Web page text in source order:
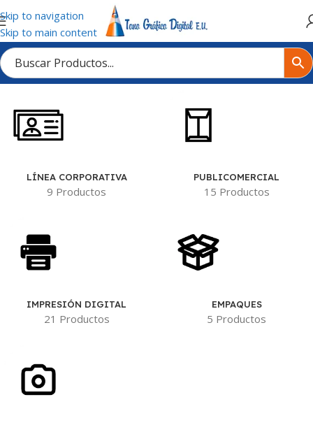
Skip to navigation
Skip to main content
Inicio/Tienda/LÍNEA CORPORATIVA/SOBRES
LÍNEA CORPORATIVA
9 Productos
PUBLICOMERCIAL
15 Productos
IMPRESIÓN DIGITAL
21 Productos
EMPAQUES
5 Productos